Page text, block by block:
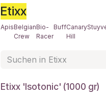
Etixx
ApisBelgian
Crew
Bio-
Racer
BuffCanary
Hill
Etixx 'Isotonic' (1000 gr)